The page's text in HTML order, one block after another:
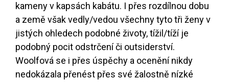
kameny v kapsách kabátu. I přes rozdílnou dobu
a země však vedly/vedou všechny tyto tři ženy v
jistých ohledech podobné životy, tížil/tíží je
podobný pocit odstrčení či outsiderství.
Woolfová se i přes úspěchy a ocenění nikdy
nedokázala přenést přes své žalostně nízké